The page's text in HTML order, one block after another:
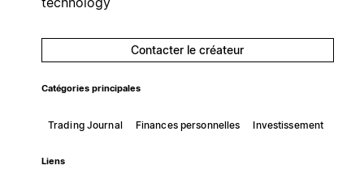
Contacter le créateur
Catégories principales
Trading Journal Finances personnelles Investissement
Liens